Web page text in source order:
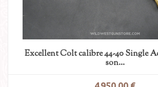
Excellent Colt calibre 44-40 Single
son...